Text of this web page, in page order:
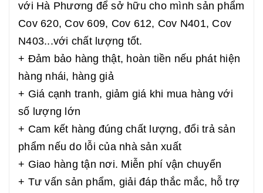
với Hà Phương để sở hữu cho mình sản phẩm
Cov 620, Cov 609, Cov 612, Cov N401, Cov
N403...với chất lượng tốt.
+ Đảm bảo hàng thật, hoàn tiền nếu phát hiện
hàng nhái, hàng giả
+ Giá cạnh tranh, giảm giá khi mua hàng với
số lượng lớn
+ Cam kết hàng đúng chất lượng, đổi trả sản
phẩm nếu do lỗi của nhà sản xuất
+ Giao hàng tận nơi. Miễn phí vận chuyển
+ Tư vấn sản phẩm, giải đáp thắc mắc, hỗ trợ